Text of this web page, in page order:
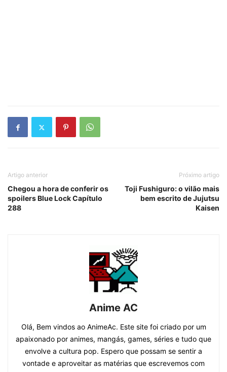
Artigo anterior
Chegou a hora de conferir os
spoilers Blue Lock Capítulo
288
Próximo artigo
Toji Fushiguro: o vilão mais
bem escrito de Jujutsu
Kaisen
Anime AC
Olá, Bem vindos ao AnimeAc. Este site foi criado por um
apaixonado por animes, mangás, games, séries e tudo que
envolve a cultura pop. Espero que possam se sentir a
vontade e aproveitar as matérias que escrevemos com